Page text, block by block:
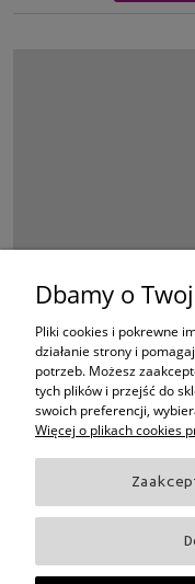
4 EYES
Oprawki i okulary Ray-Ban
Oprawki i
Oprawki i
Oprawki i okulary Dior
Dbamy o
Pliki cookies i pokrewne
działanie strony i
potrzeb. Możesz
tych plików i przejść do
swoich preferencji,
Więcej o plikach cookies